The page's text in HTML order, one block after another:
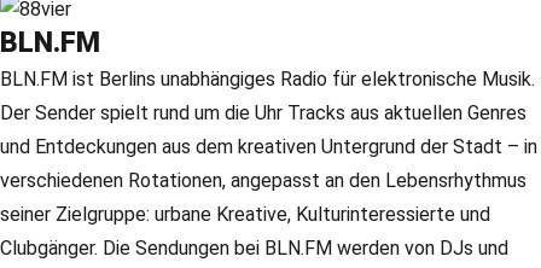
BLN.FM
BLN.FM ist Berlins unabhängiges Radio für elektronische Musik.
Der Sender spielt rund um die Uhr Tracks aus aktuellen Genres
und Entdeckungen aus dem kreativen Untergrund der Stadt – in
verschiedenen Rotationen, angepasst an den Lebensrhythmus
seiner Zielgruppe: urbane Kreative, Kulturinteressierte und
Clubgänger. Die Sendungen bei BLN.FM werden von DJs und